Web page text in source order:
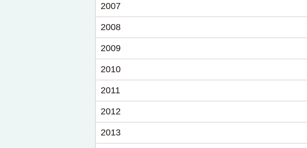
2007
2008
2009
2010
2011
2012
2013